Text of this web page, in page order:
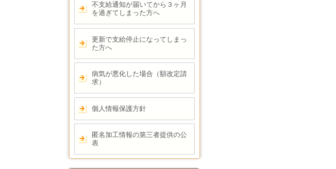
不支給通知が届いてから３ヶ月
を過ぎてしまった方へ
更新で支給停止になってしまっ
た方へ
病気が悪化した場合（額改定請
求）
個人情報保護方針
匿名加工情報の第三者提供の公
表